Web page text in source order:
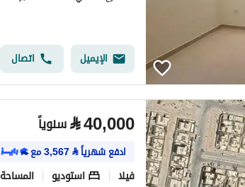
الإيميل اتصال
⃁40,000 سنوياً
ادفع شهرياً⃁
3,567مع
فیلا استوديو المساحة